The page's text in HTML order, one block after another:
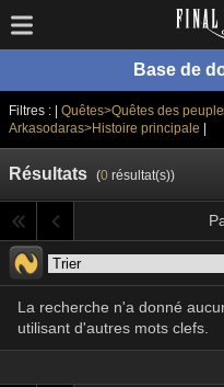
Base de
Filtres : | Quêtes>Quêtes des
Arkasodaras>Histoire principale
Résultats (0résultat(s))
La recherche n'a donné
utilisant d'autres mots clefs.